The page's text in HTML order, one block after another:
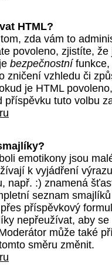
HTML?
zda vám to
povoleno, zjistíte,
bezpečnostnífunkce,
zničení vzhledu či
je HTML
příspěvku tuto volbu
emotikony jsou
k vyjádření
např. :) znamená
seznam
příspěvkový
nepřeužívat, aby se
může také
směru změnit.